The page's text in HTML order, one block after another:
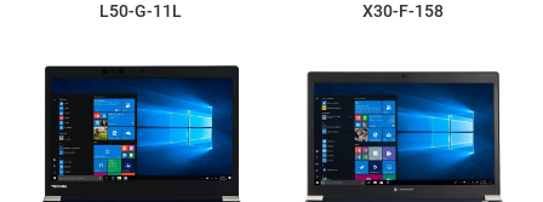
L50-G-11L
X30-F-158